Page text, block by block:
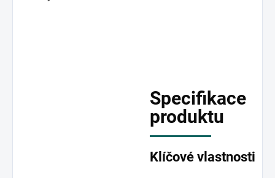
Specifikace
produktu
Klíčové vlastnosti